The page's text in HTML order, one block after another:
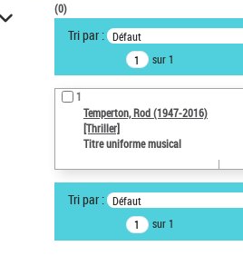
VOTRE RECHERCHE
Recherche avancée dans les
notices d’autorité
Œuvres liées à l'auteur :
Temperton, Rod (1947-2016)
Type de notice d'autorité
Type de notice d'autorité
(0)
Tri par : Défaut
sur 1
1
Temperton, Rod (1947-2016)
[Thriller]
Titre uniforme musical
Tri par : Défaut
sur 1